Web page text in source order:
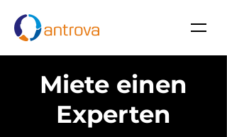
Miete einen
Experten